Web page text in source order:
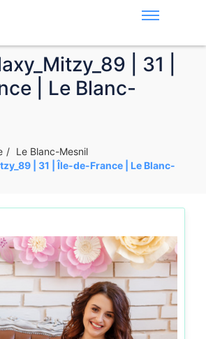
| 31 |
| Le Blanc-
Le Blanc-Mesnil
| 31 | Île-de-France | Le Blanc-